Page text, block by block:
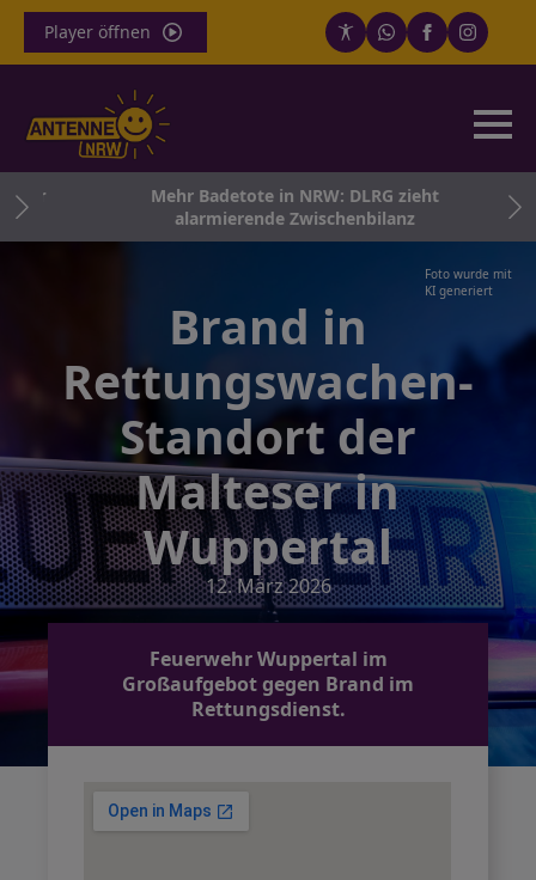
Player öffnen
Mehr Badetote in NRW: DLRG zieht
alarmierende Zwischenbilanz
Foto wurde mit
KI generiert
Brand in
Rettungswachen-
Standort der
Malteser in
Wuppertal
12. März 2026
Feuerwehr Wuppertal im
Großaufgebot gegen Brand im
Rettungsdienst.